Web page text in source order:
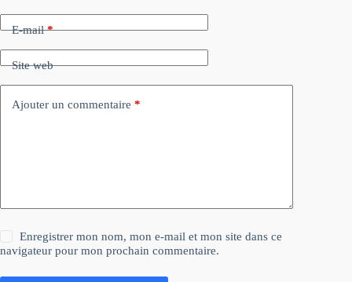
E-mail*
Site web
Ajouter un commentaire *
Enregistrer mon nom, mon e-mail et mon site dans ce
navigateur pour mon prochain commentaire.